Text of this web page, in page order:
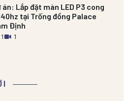
án: Lắp đặt màn LED P3 cong
tại Trống đồng Palace
Định
1 1